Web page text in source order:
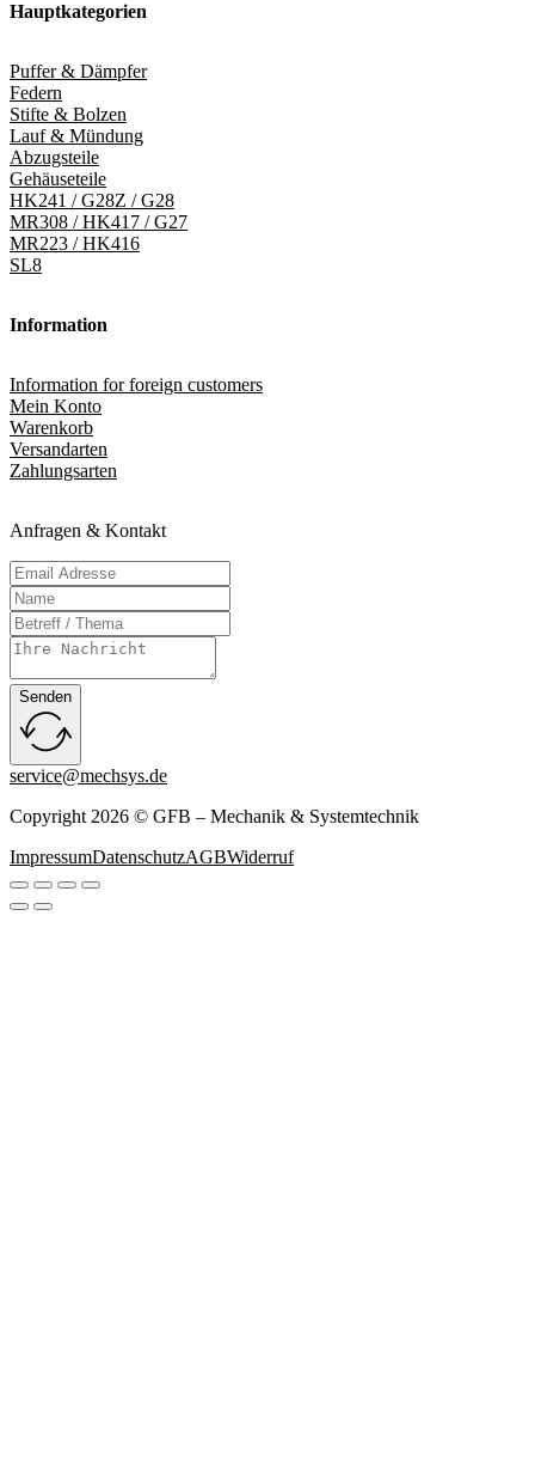
Hauptkategorien
Puffer & Dämpfer
Federn
Stifte & Bolzen
Lauf & Mündung
Abzugsteile
Gehäuseteile
HK241 / G28Z / G28
MR308 / HK417 / G27
MR223 / HK416
SL8
Information
Information for foreign customers
Mein Konto
Warenkorb
Versandarten
Zahlungsarten
Anfragen & Kontakt
Senden
service@mechsys.de
Copyright 2026 © GFB – Mechanik & Systemtechnik
ImpressumDatenschutzAGBWiderruf